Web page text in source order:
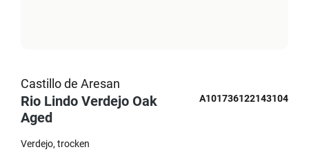
Castillo de Aresan
Rio Lindo Verdejo Oak
Aged
A101736122143104
Verdejo trocken